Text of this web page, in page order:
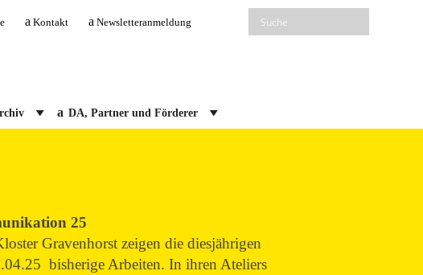
Kontakt Newsletteranmeldung
DA, Partner und Förderer
25
Gravenhorst zeigen die diesjährigen
bisherige Arbeiten. In ihren Ateliers